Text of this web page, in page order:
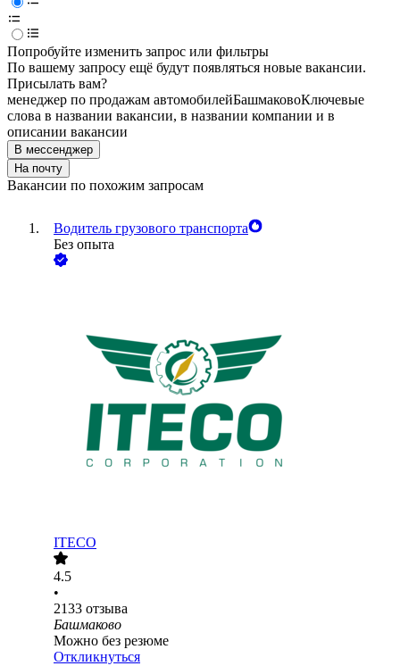
Попробуйте изменить запрос или фильтры
По вашему запросу ещё будут появляться новые вакансии.
Присылать вам?
менеджер по продажам автомобилейБашмаковоКлючевые
слова в названии вакансии, в названии компании и в
описании вакансии
В мессенджер
На почту
Вакансии по похожим запросам
Водитель грузового транспорта
Без опыта
ITECO
4.5
•
2133 отзыва
Башмаково
Можно без резюме
Откликнуться